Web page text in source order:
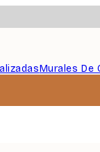
Murales De